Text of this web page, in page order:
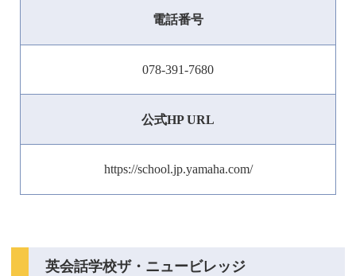
電話番号
078-391-7680
公式HP URL
https://school.jp.yamaha.com/
英会話学校ザ・ニュービレッジ